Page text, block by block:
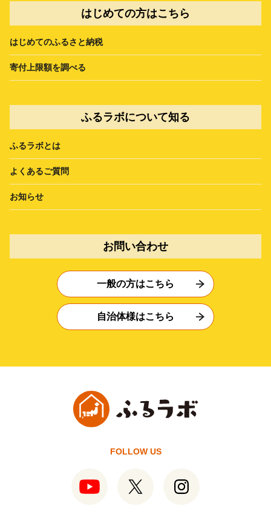
はじめての方はこちら
はじめてのふるさと納税
寄付上限額を調べる
ふるラボについて知る
ふるラボとは
よくあるご質問
お知らせ
お問い合わせ
一般の方はこちら
自治体様はこちら
FOLLOW US